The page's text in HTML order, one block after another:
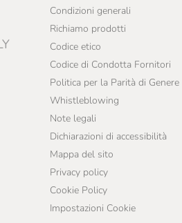
Condizioni generali
Richiamo prodotti
Codice etico
Codice di Condotta Fornitori
Politica per la Parità di Genere
Whistleblowing
Note legali
Dichiarazioni di accessibilità
Mappa del sito
Privacy policy
Cookie Policy
Impostazioni Cookie